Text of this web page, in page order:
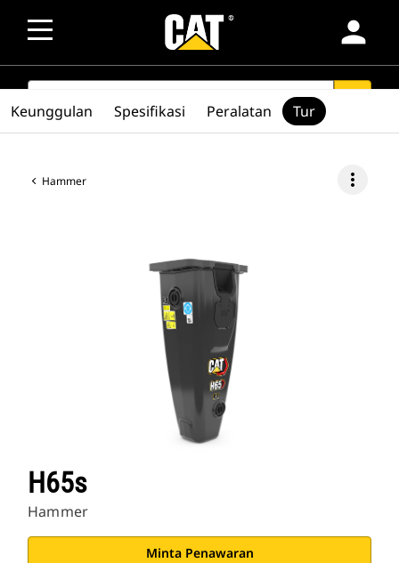
person
SEARCH
Hammer more_vert
H65s
Hammer
Minta Penawaran
Keunggulan Spesifikasi Peralatan Tur